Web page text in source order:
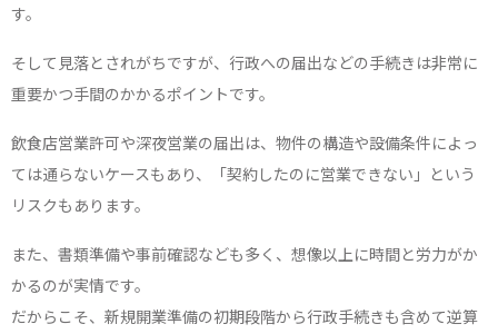
す。
そして見落とされがちですが、行政への届出などの手続きは非常に
重要かつ手間のかかるポイントです。
飲食店営業許可や深夜営業の届出は、物件の構造や設備条件によっ
ては通らないケースもあり、「契約したのに営業できない」という
リスクもあります。
また、書類準備や事前確認なども多く、想像以上に時間と労力がか
かるのが実情です。
だからこそ、新規開業準備の初期段階から行政手続きも含めて逆算